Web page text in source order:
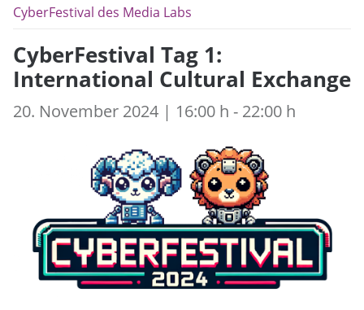
CyberFestival des Media Labs
CyberFestival Tag 1:
International Cultural Exchange
20. November 2024 | 16:00 h - 22:00 h